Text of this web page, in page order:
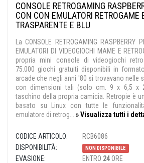
CONSOLE RETROGAMING
CON CON EMULATORI RETROGAME
TRASPARENTE E BLU
La CONSOLE RETROGAMING RASPBERRY
EMULATORI DI VIDEOGIOCHI MAME E
propria mini console di videogiochi
75.000 giochi gratuiti disponibili in
arcade che negli anni '80 si trovavano nelle
con dimensioni tali (solo cm. 9 x 6,5 x
taschino della propria camicia. Retropie è
basato su Linux con tutte le
emulatore di retrog... » Visualizza tutti i
CODICE ARTICOLO:
RCB6086
DISPONIBILITÀ:
NON DISPONIBILE
EVASIONE: ENTRO 24ORE